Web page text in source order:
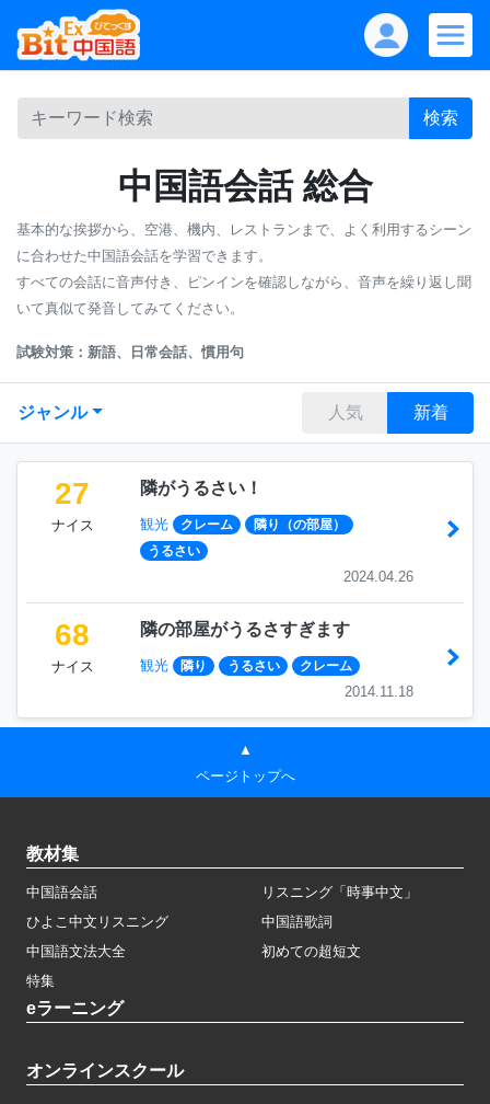
検索
中国語会話 総合
基本的な挨拶から、空港、機内、レストランまで、よく利用するシーン
に合わせた中国語会話を学習できます。
すべての会話に音声付き、ピンインを確認しながら、音声を繰り返し聞
いて真似て発音してみてください。
試験対策：新語、日常会話、慣用句
ジャンル 人気 新着
27
ナイス
隣がうるさい！
観光 クレーム
隣り（の部屋）
うるさい
2024.04.26
68
ナイス
隣の部屋がうるさすぎます
観光 隣り うるさい クレーム
2014.11.18
▲
ページトップへ
教材集
中国語会話
リスニング「時事中文」
ひよこ中文リスニング
中国語歌詞
中国語文法大全
初めての超短文
特集
eラーニング
オンラインスクール